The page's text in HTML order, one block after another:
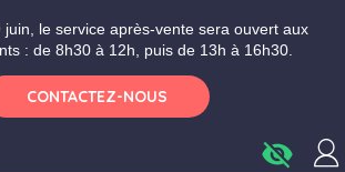
juin, le service après-vente sera ouvert aux
: de 8h30 à 12h, puis de 13h à 16h30.
CONTACTEZ-NOUS
visibility_off